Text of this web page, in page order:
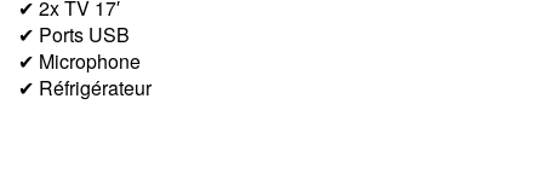
✔ 2x TV 17′
✔ Ports USB
✔ Microphone
✔ Réfrigérateur